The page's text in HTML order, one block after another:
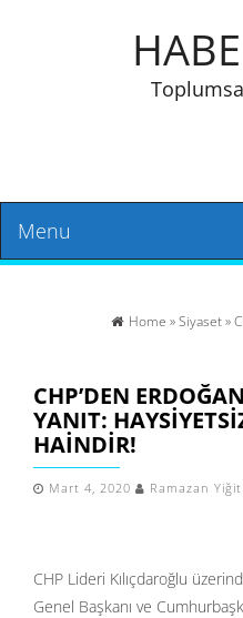
Menu
Home »Siyaset»
CHP’DEN
YANIT:
HAINDIR!
Mart 4, 2020 Ramazan Yiğit
CHP Lideri Kılıçdaroğlu
Genel Başkanı ve